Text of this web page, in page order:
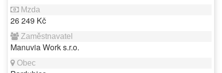
26 249 Kč
Manuvia Work s.r.o.